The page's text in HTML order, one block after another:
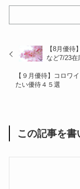
【8月優
など7/23在
【９月優待】コロワ
たい優待４５選
この記事を書